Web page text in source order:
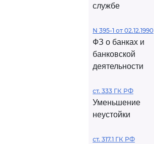
службе
N 395-1 от 02.12.1990
ФЗ о банках и
банковской
деятельности
ст. 333 ГК РФ
Уменьшение
неустойки
ст. 317.1 ГК РФ